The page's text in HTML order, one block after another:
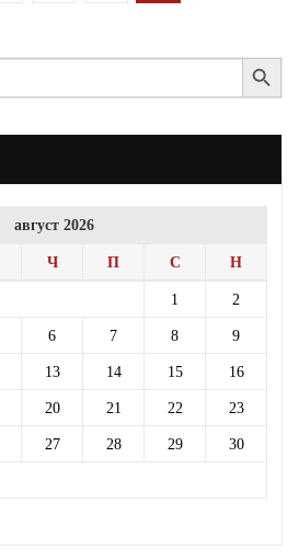
Search Button
август 2026
Ч П С Н
1 2
6 7 8 9
13 14 15 16
20 21 22 23
27 28 29 30